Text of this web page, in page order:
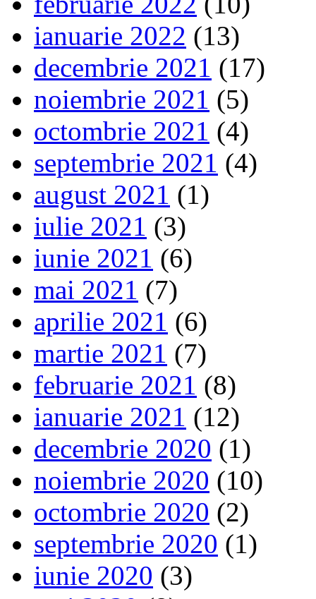
ianuarie 2022 (13)
decembrie 2021 (17)
noiembrie 2021 (5)
octombrie 2021 (4)
septembrie 2021 (4)
august 2021 (1)
iulie 2021 (3)
iunie 2021 (6)
mai 2021 (7)
aprilie 2021 (6)
martie 2021 (7)
februarie 2021 (8)
ianuarie 2021 (12)
decembrie 2020 (1)
noiembrie 2020 (10)
octombrie 2020 (2)
septembrie 2020 (1)
iunie 2020 (3)